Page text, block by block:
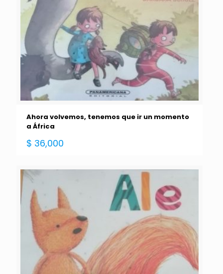
Ahora volvemos, tenemos que ir un momento
a África
$ 36,000